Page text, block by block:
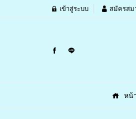
เข้าสู่ระบบ สมัครสม
หน้